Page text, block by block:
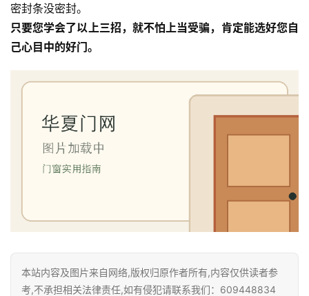
密封条没密封。
只要您学会了以上三招，就不怕上当受骗，肯定能选好您自
己心目中的好门。
本站内容及图片来自网络,版权归原作者所有,内容仅供读者参
考,不承担相关法律责任,如有侵犯请联系我们：609448834